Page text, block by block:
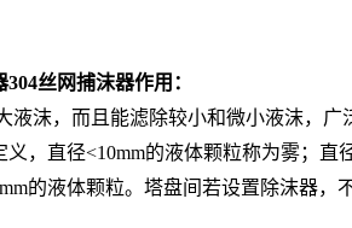
丝网捕沫器作用：
，而且能滤除较小和微小液沫，广
，直径<10mm的液体颗粒称为雾；直
的液体颗粒。塔盘间若设置除沫器